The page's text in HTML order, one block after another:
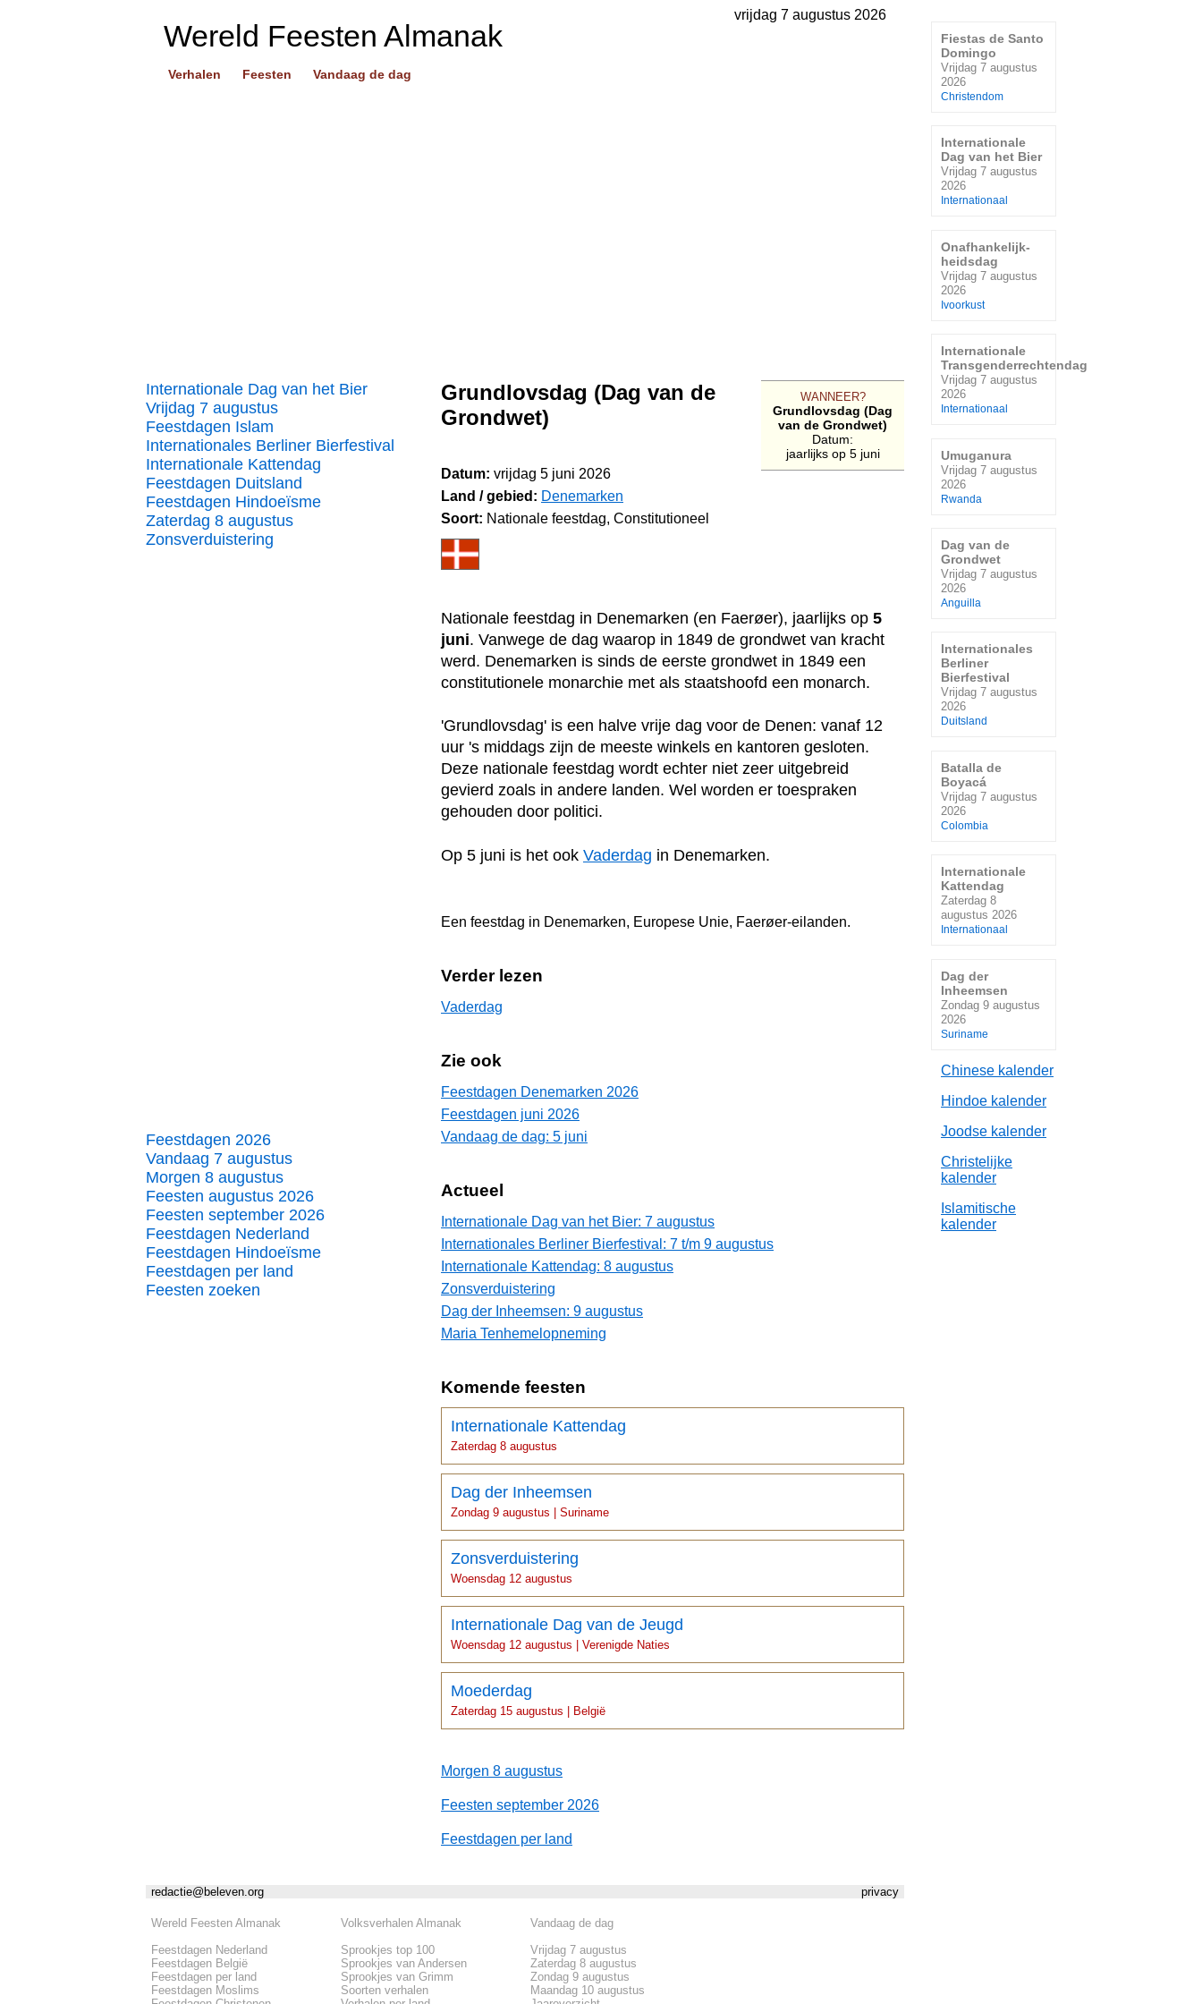
vrijdag 7 augustus 2026
Wereld Feesten Almanak
Verhalen Feesten Vandaag de dag
Internationale Dag van het Bier
Vrijdag 7 augustus
Feestdagen Islam
Internationales Berliner Bierfestival
Internationale Kattendag
Feestdagen Duitsland
Feestdagen Hindoeïsme
Zaterdag 8 augustus
Zonsverduistering
Feestdagen 2026
Vandaag 7 augustus
Morgen 8 augustus
Feesten augustus 2026
Feesten september 2026
Feestdagen Nederland
Feestdagen Hindoeïsme
Feestdagen per land
Feesten zoeken
WANNEER?
Grundlovsdag (Dag
van de Grondwet)
Datum:
jaarlijks op 5 juni
Grundlovsdag (Dag van de
Grondwet)
Datum: vrijdag 5 juni 2026
Land / gebied: Denemarken
Soort: Nationale feestdag, Constitutioneel
Nationale feestdag in Denemarken (en Faerøer), jaarlijks op 5
juni. Vanwege de dag waarop in 1849 de grondwet van kracht
werd. Denemarken is sinds de eerste grondwet in 1849 een
constitutionele monarchie met als staatshoofd een monarch.
'Grundlovsdag' is een halve vrije dag voor de Denen: vanaf 12
uur 's middags zijn de meeste winkels en kantoren gesloten.
Deze nationale feestdag wordt echter niet zeer uitgebreid
gevierd zoals in andere landen. Wel worden er toespraken
gehouden door politici.
Op 5 juni is het ook Vaderdag in Denemarken.
Een feestdag in Denemarken, Europese Unie, Faerøer-eilanden.
Verder lezen
Vaderdag
Zie ook
Feestdagen Denemarken 2026
Feestdagen juni 2026
Vandaag de dag: 5 juni
Actueel
Internationale Dag van het Bier: 7 augustus
Internationales Berliner Bierfestival: 7 t/m 9 augustus
Internationale Kattendag: 8 augustus
Zonsverduistering
Dag der Inheemsen: 9 augustus
Maria Tenhemelopneming
Komende feesten
Internationale Kattendag
Zaterdag 8 augustus
Dag der Inheemsen
Zondag 9 augustus | Suriname
Zonsverduistering
Woensdag 12 augustus
Internationale Dag van de Jeugd
Woensdag 12 augustus | Verenigde Naties
Moederdag
Zaterdag 15 augustus | België
Morgen 8 augustus
Feesten september 2026
Feestdagen per land
privacy
redactie@beleven.org
Wereld Feesten Almanak
Feestdagen Nederland
Feestdagen België
Feestdagen per land
Feestdagen Moslims
Volksverhalen Almanak
Sprookjes top 100
Sprookjes van Andersen
Sprookjes van Grimm
Soorten verhalen
Vandaag de dag
Vrijdag 7 augustus
Zaterdag 8 augustus
Zondag 9 augustus
Maandag 10 augustus
Fiestas de Santo
Domingo
Vrijdag 7 augustus
2026
Christendom
Internationale
Dag van het Bier
Vrijdag 7 augustus
2026
Internationaal
Onafhankelijk-
heidsdag
Vrijdag 7 augustus
2026
Ivoorkust
Internationale
Transgenderrechtendag
Vrijdag 7 augustus
2026
Internationaal
Umuganura
Vrijdag 7 augustus
2026
Rwanda
Dag van de
Grondwet
Vrijdag 7 augustus
2026
Anguilla
Internationales
Berliner
Bierfestival
Vrijdag 7 augustus
2026
Duitsland
Batalla de
Boyacá
Vrijdag 7 augustus
2026
Colombia
Internationale
Kattendag
Zaterdag 8
augustus 2026
Internationaal
Dag der
Inheemsen
Zondag 9 augustus
2026
Suriname
Chinese kalender
Hindoe kalender
Joodse kalender
Christelijke
kalender
Islamitische
kalender